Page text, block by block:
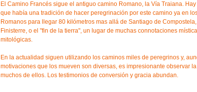
El Camino Francés sigue el antiguo camino Romano, la Vía Traiana.
que había una tradición de hacer peregrinación por este camino ya en
Romanos para llegar 80 kilómetros mas allá de Santiago de
Finisterre, o el "fin de la tierra", un lugar de muchas connotaciones
mitológicas.
En la actualidad siguen utilizando los caminos miles de peregrinos y,
motivaciones que los mueven son diversas, es impresionante observar
muchos de ellos. Los testimonios de conversión y gracia abundan.